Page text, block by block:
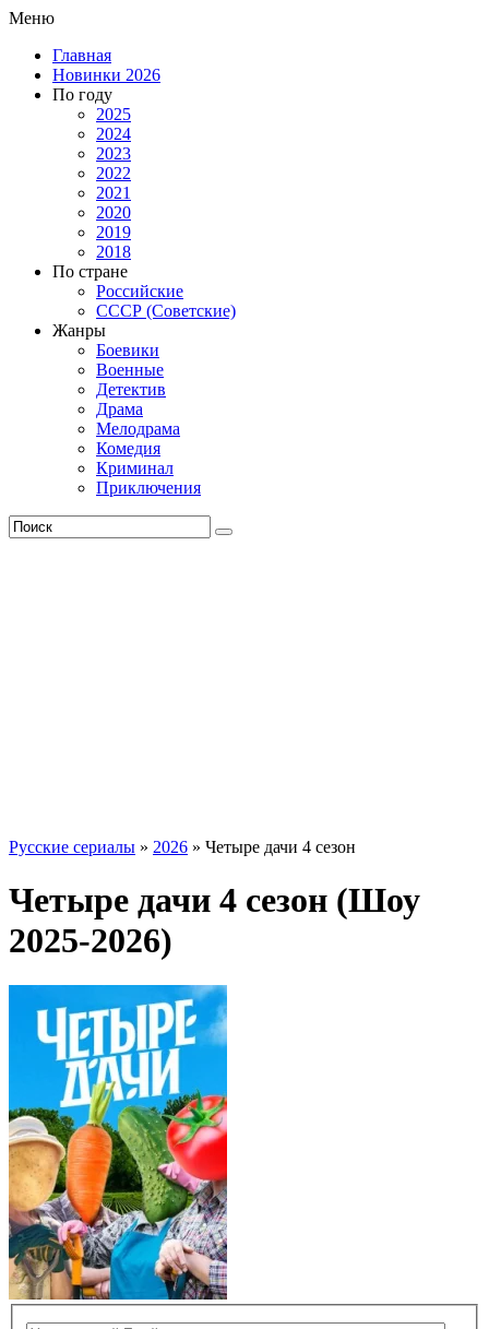
Меню
Главная
Новинки 2026
По году
2025
2024
2023
2022
2021
2020
2019
2018
По стране
Российские
СССР (Советские)
Жанры
Боевики
Военные
Детектив
Драма
Мелодрама
Комедия
Криминал
Приключения
Русские сериалы » 2026 » Четыре дачи 4 сезон
Четыре дачи 4 сезон (Шоу
2025-2026)